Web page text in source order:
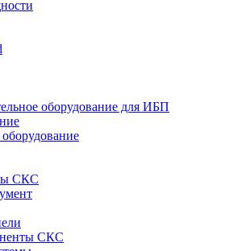
оборудование для ИБП
СКС
СКС